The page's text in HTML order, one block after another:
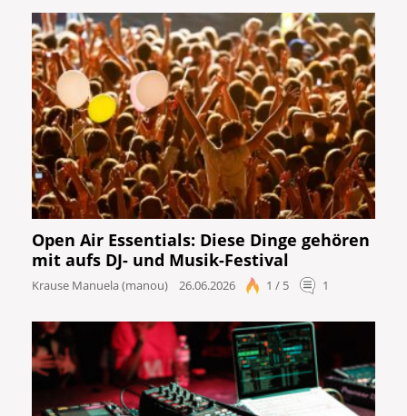
Open Air Essentials: Diese Dinge gehören
mit aufs DJ- und Musik-Festival
Krause Manuela (manou) 26.06.2026 1 / 5 1